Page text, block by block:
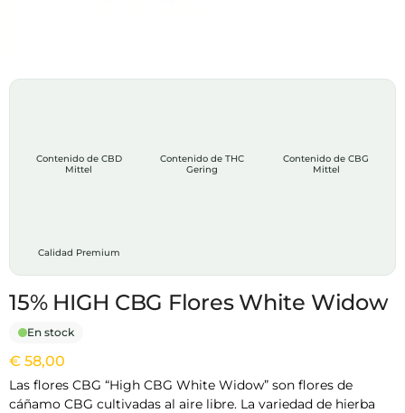
Contenido de CBD
Mittel
Contenido de THC
Gering
Contenido de CBG
Mittel
Calidad Premium
15% HIGH CBG Flores White Widow
En stock
€ 58,00
Las flores CBG “High CBG White Widow” son flores de
cáñamo CBG cultivadas al aire libre. La variedad de hierba